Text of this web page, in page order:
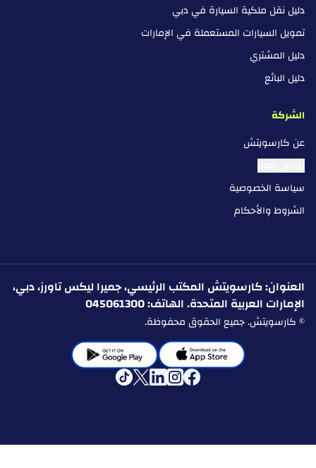
دليل نقل ملكية السيارة في دبي
تمويل السيارات المستعملة في الإمارات
دليل المشتري
دليل البائع
الشركة
عن كارسويتش
تواصل معنا
سياسة الخصوصية
الشروط والأحكام
العنوان: كارسويتش المكتب الرئيسي، جميرا ليكس تاورز، دبي،
الإمارات العربية المتحدة. الهاتف: 045061300
© كارسويتش. جميع الحقوق محفوظة.